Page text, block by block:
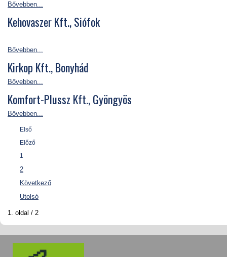
Bővebben...
Kehovaszer Kft., Siófok
Bővebben...
Kirkop Kft., Bonyhád
Bővebben...
Komfort-Plussz Kft., Gyöngyös
Bővebben...
Első
Előző
1
2
Következő
Utolsó
1. oldal / 2